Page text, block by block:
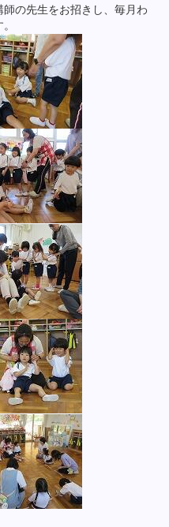
の先生をお招きし、毎月わ